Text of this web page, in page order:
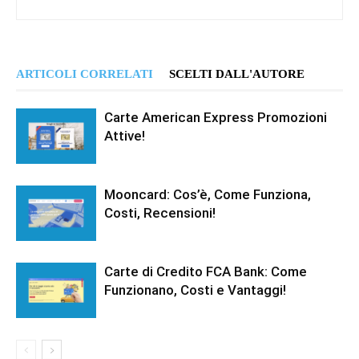
ARTICOLI CORRELATI SCELTI DALL'AUTORE
Carte American Express Promozioni
Attive!
Mooncard: Cos’è, Come Funziona,
Costi, Recensioni!
Carte di Credito FCA Bank: Come
Funzionano, Costi e Vantaggi!